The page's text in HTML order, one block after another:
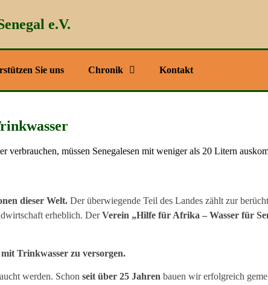
e.V.
Sie uns Chronik Kontakt
müssen Senegalesen mit weniger als 20 Litern
dieser Welt. Der überwiegende Teil des Landes zählt zur
erheblich. DerVerein „Hilfe für Afrika – Wasser für
Trinkwasser zu versorgen.
werden. Schon seit über 25 Jahren bauen wir erfolgreich